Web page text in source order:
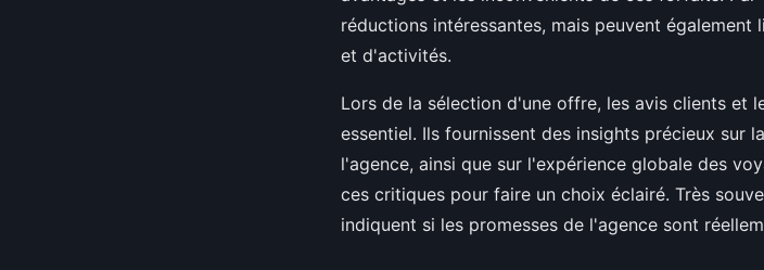
réductions intéressantes, mais peuvent
et d'activités.
Lors de la sélection d'une offre, les avis clients et
essentiel. Ils fournissent des insights précieux sur la
l'agence, ainsi que sur l'expérience globale des
ces critiques pour faire un choix éclairé. Très
indiquent si les promesses de l'agence sont